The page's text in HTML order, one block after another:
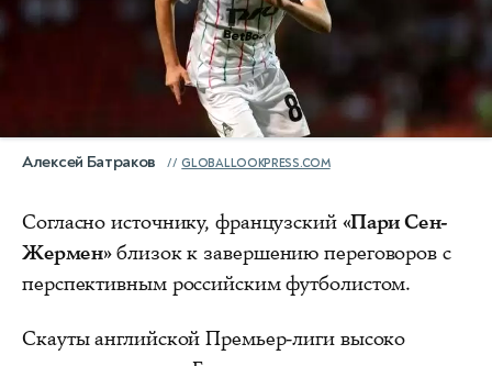
Алексей Батраков GLOBALLOOKPRESS.COM
Согласно источнику, французский «Пари Сен-
Жермен»близок к завершению переговоров с
перспективным российским футболистом.
Скауты английской Премьер-лиги высоко